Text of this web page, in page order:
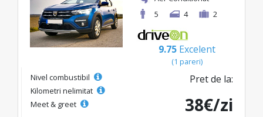
5
4 2
9.75 Excelent
(1 pareri)
Nivel combustibil
Kilometri nelimitat
Meet & greet
Pret de la:
38€/zi